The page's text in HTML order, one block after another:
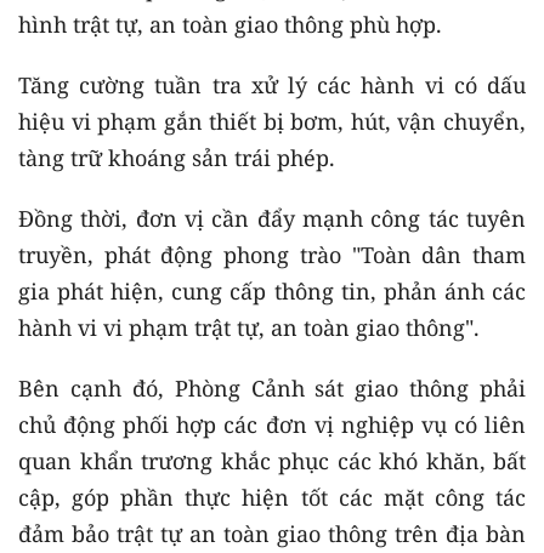
hình trật tự, an toàn giao thông phù hợp.
Tăng cường tuần tra xử lý các hành vi có dấu
hiệu vi phạm gắn thiết bị bơm, hút, vận chuyển,
tàng trữ khoáng sản trái phép.
Đồng thời, đơn vị cần đẩy mạnh công tác tuyên
truyền, phát động phong trào "Toàn dân tham
gia phát hiện, cung cấp thông tin, phản ánh các
hành vi vi phạm trật tự, an toàn giao thông".
Bên cạnh đó, Phòng Cảnh sát giao thông phải
chủ động phối hợp các đơn vị nghiệp vụ có liên
quan khẩn trương khắc phục các khó khăn, bất
cập, góp phần thực hiện tốt các mặt công tác
đảm bảo trật tự an toàn giao thông trên địa bàn